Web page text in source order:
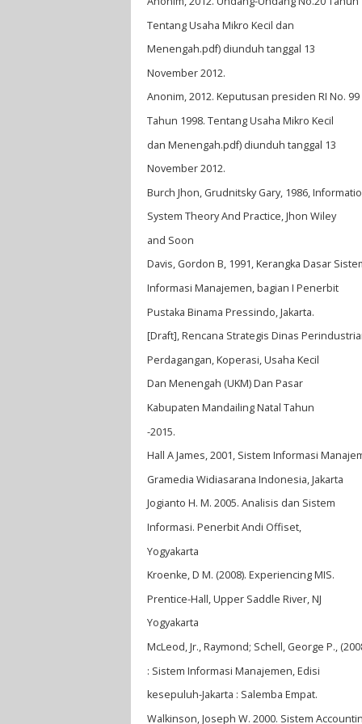
Tentang Usaha Mikro Kecil dan
Menengah.pdf) diunduh tanggal 13
November 2012.
Anonim, 2012. Keputusan presiden RI No. 99
Tahun 1998. Tentang Usaha Mikro Kecil
dan Menengah.pdf) diunduh tanggal 13
November 2012.
Burch Jhon, Grudnitsky Gary, 1986,
System Theory And Practice, Jhon Wiley
and Soon
Davis, Gordon B, 1991, Kerangka Dasar
Informasi Manajemen, bagian I Penerbit
Pustaka Binama Pressindo, Jakarta.
[Draft], Rencana Strategis Dinas
Perdagangan, Koperasi, Usaha Kecil
Dan Menengah (UKM) Dan Pasar
Kabupaten Mandailing Natal Tahun
-2015.
Hall A James, 2001, Sistem Informasi
Gramedia Widiasarana Indonesia, Jakarta
Jogianto H. M. 2005. Analisis dan Sistem
Informasi. Penerbit Andi Offiset,
Yogyakarta
Kroenke, D M. (2008). Experiencing MIS.
Prentice-Hall, Upper Saddle River, NJ
Yogyakarta
McLeod, Jr., Raymond; Schell, George P.,
: Sistem Informasi Manajemen, Edisi
kesepuluh-Jakarta : Salemba Empat.
Walkinson, Joseph W. 2000. Sistem